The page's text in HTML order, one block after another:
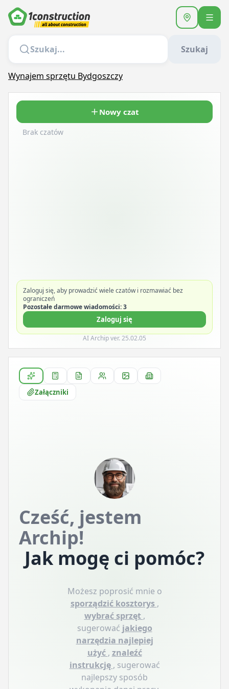
Szukaj
Wynajem sprzętu Bydgoszczy
Nowy czat
Brak czatów
Zaloguj się, aby prowadzić wiele czatów i rozmawiać bez
ograniczeń
Pozostałe darmowe wiadomości: 3
Zaloguj się
AI Archip ver. 25.02.05
Załączniki
Cześć, jestem
Archip!
Jak mogę ci pomóc?
Możesz poprosić mnie o
sporządzić kosztorys ,
wybrać sprzęt ,
sugerować jakiego
narzędzia najlepiej
użyć , znaleźć
instrukcję , sugerować
najlepszy sposób